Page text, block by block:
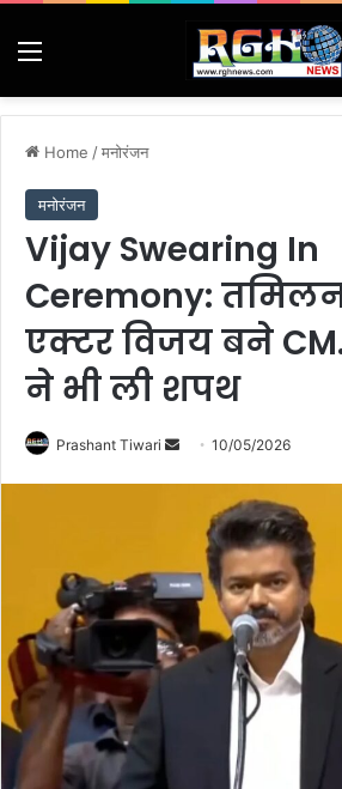
Menu
Home /मनोरंजन
मनोरंजन
Vijay Swearing In
Ceremony:
एक्टर विजय बने
ने भी ली शपथ
Prashant Tiwari
Send10/05/2026